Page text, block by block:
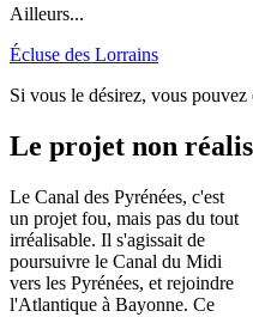
Ailleurs...
Écluse des Lorrains
Si vous le désirez, vous pouvez
Le projet non
Le Canal des Pyrénées, c'est
un projet fou, mais pas du tout
irréalisable. Il s'agissait de
poursuivre le Canal du Midi
vers les Pyrénées, et rejoindre
l'Atlantique à Bayonne. Ce